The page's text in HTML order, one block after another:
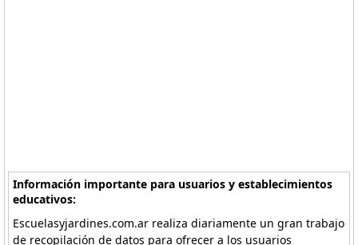
Información importante para usuarios y establecimientos
educativos:
Escuelasyjardines.com.ar realiza diariamente un gran trabajo
de recopilación de datos para ofrecer a los usuarios